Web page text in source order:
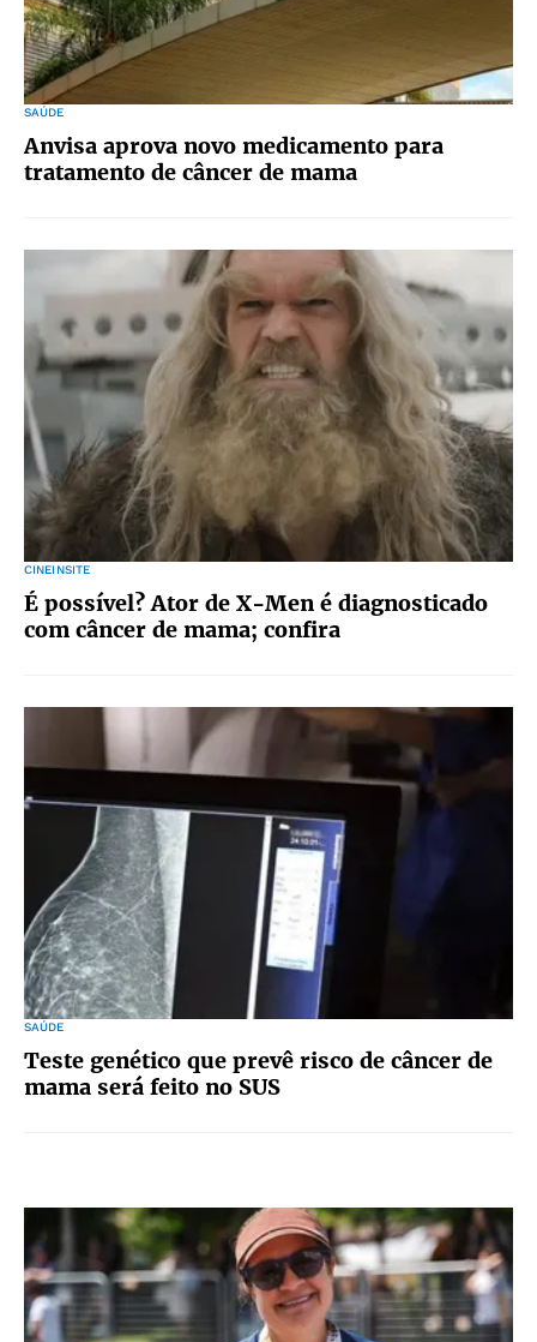
SAÚDE
Anvisa aprova novo medicamento para
tratamento de câncer de mama
CINEINSITE
É possível? Ator de X-Men é diagnosticado
com câncer de mama; confira
SAÚDE
Teste genético que prevê risco de câncer de
mama será feito no SUS